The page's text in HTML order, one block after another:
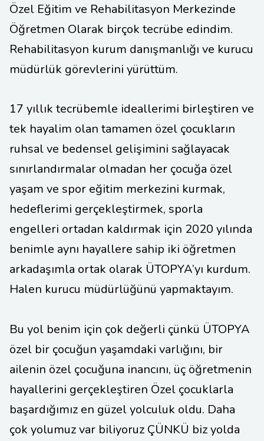
Özel Eğitim ve Rehabilitasyon Merkezinde
Öğretmen Olarak birçok tecrübe edindim.
Rehabilitasyon kurum danışmanlığı ve kurucu
müdürlük görevlerini yürüttüm.
17 yıllık tecrübemle ideallerimi birleştiren ve
tek hayalim olan tamamen özel çocukların
ruhsal ve bedensel gelişimini sağlayacak
sınırlandırmalar olmadan her çocuğa özel
yaşam ve spor eğitim merkezini kurmak,
hedeflerimi gerçekleştirmek, sporla
engelleri ortadan kaldırmak için 2020 yılında
benimle aynı hayallere sahip iki öğretmen
arkadaşımla ortak olarak ÜTOPYA’yı kurdum.
Halen kurucu müdürlüğünü yapmaktayım.
Bu yol benim için çok değerli çünkü ÜTOPYA
özel bir çocuğun yaşamdaki varlığını, bir
ailenin özel çocuğuna inancını, üç öğretmenin
hayallerini gerçekleştiren Özel çocuklarla
başardığımız en güzel yolculuk oldu. Daha
çok yolumuz var biliyoruz ÇÜNKÜ biz yolda